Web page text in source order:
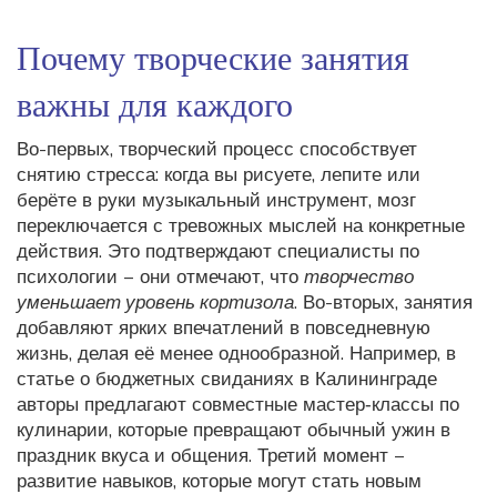
Почему творческие занятия
важны для каждого
Во-первых, творческий процесс способствует
снятию стресса: когда вы рисуете, лепите или
берёте в руки музыкальный инструмент, мозг
переключается с тревожных мыслей на конкретные
действия. Это подтверждают специалисты по
психологии – они отмечают, что творчество
уменьшает уровень кортизола. Во-вторых, занятия
добавляют ярких впечатлений в повседневную
жизнь, делая её менее однообразной. Например, в
статье о бюджетных свиданиях в Калининграде
авторы предлагают совместные мастер‑классы по
кулинарии, которые превращают обычный ужин в
праздник вкуса и общения. Третий момент –
развитие навыков, которые могут стать новым